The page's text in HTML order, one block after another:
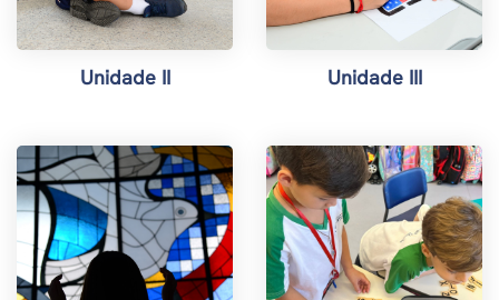
Unidade II Unidade III